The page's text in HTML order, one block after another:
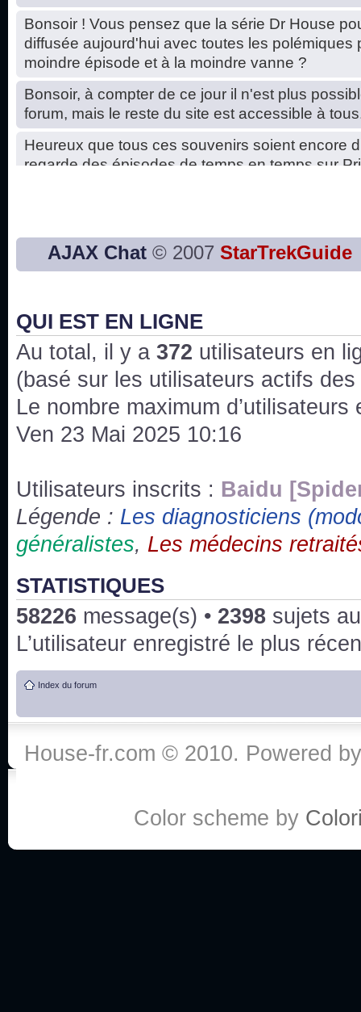
Bonsoir ! Vous pensez que la série Dr House
diffusée aujourd'hui avec toutes les polémiques
moindre épisode et à la moindre vanne ?
Bonsoir, à compter de ce jour il n'est plus
forum, mais le reste du site est accessible à
Heureux que tous ces souvenirs soient encore
regarde des épisodes de temps en temps sur
Bon, 2020, ça n'a pas trop marché. JE vous
issus des saisons 6; 7 et 8 !
Bonne année 2020 !
Bonne année 2019 !
Joyeux Noël !
Bonne année tout le monde !
Un peu de ménage, spams supprimés. Depuis
chaines françaises diffusent House, HD1 et
3x24 Human Error mais je suis pas sur
Bonjour j'aimerais que l'on m'aide à trouver un
qu'une personne fait un arrêt cardiaque mais
:he:
Salut tout le monde ! Je me fais un petit après
AJAX Chat © 2007 StarTrekGuide
QUI EST EN LIGNE
Au total, il y a 372 utilisateurs en
(basé sur les utilisateurs actifs
Le nombre maximum
Ven 23 Mai 2025 10:16
Utilisateurs inscrits : Baidu
Légende : Les diagnosticiens
généralistes, Les médecins
STATISTIQUES
58226 message(s) • 2398 sujets
L’utilisateur enregistré le plus
Index du forum
House-fr.com © 2010. Powered
Color scheme by